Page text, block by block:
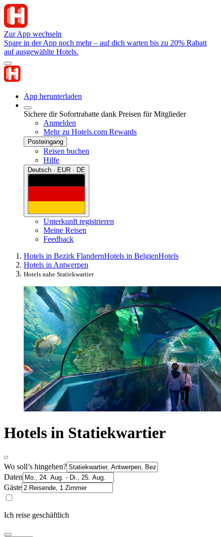
Zur App wechseln
Spare in der App noch mehr – auf dich warten bis zu 20% Rabatt
auf ausgewählte Hotels.
App herunterladen
Sichere dir Sofortrabatte dank Preisen für Mitglieder
Anmelden
Mehr zu Hotels.com Rewards
Posteingang
Reisen buchen
Hilfe
Deutsch · EUR · DE
Unterkunft registrieren
Meine Reisen
Feedback
Hotels in Bezirk FlandernHotels in BelgienHotels
Hotels in Antwerpen
Hotels nahe Statiekwartier
Hotels in Statiekwartier
Wo soll’s hingehen?
Daten
Gäste
Ich reise geschäftlich